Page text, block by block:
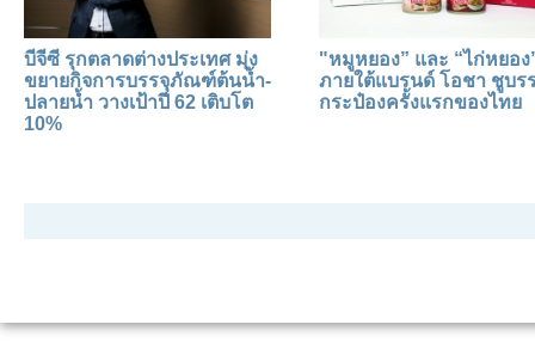
บีจีซี รุกตลาดต่างประเทศ มุ่ง
ขยายกิจการบรรจุภัณฑ์ต้นน้ำ-
ปลายน้ำ วางเป้าปี 62 เติบโต
10%
"หมูหยอง” และ “ไก่หยอง
ภายใต้แบรนด์ โอชา ชูบร
กระป๋องครั้งแรกของไทย